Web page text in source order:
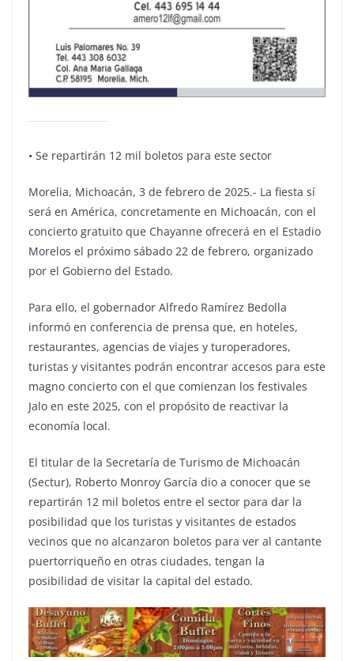
• Se repartirán 12 mil boletos para este sector
Morelia, Michoacán, 3 de febrero de 2025.- La fiesta sí
será en América, concretamente en Michoacán, con el
concierto gratuito que Chayanne ofrecerá en el Estadio
Morelos el próximo sábado 22 de febrero, organizado
por el Gobierno del Estado.
Para ello, el gobernador Alfredo Ramírez Bedolla
informó en conferencia de prensa que, en hoteles,
restaurantes, agencias de viajes y turoperadores,
turistas y visitantes podrán encontrar accesos para este
magno concierto con el que comienzan los festivales
Jalo en este 2025, con el propósito de reactivar la
economía local.
El titular de la Secretaría de Turismo de Michoacán
(Sectur), Roberto Monroy García dio a conocer que se
repartirán 12 mil boletos entre el sector para dar la
posibilidad que los turistas y visitantes de estados
vecinos que no alcanzaron boletos para ver al cantante
puertorriqueño en otras ciudades, tengan la
posibilidad de visitar la capital del estado.